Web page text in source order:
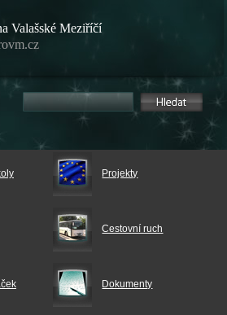
Valašské Meziříčí
Projekty
Cestovní ruch
Dokumenty